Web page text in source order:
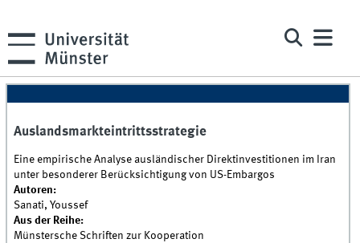
Auslandsmarkteintrittsstrategie
Eine empirische Analyse ausländischer Direktinvestitionen im Iran
unter besonderer Berücksichtigung von US-Embargos
Autoren:
Sanati, Youssef
Aus der Reihe:
Münstersche Schriften zur Kooperation